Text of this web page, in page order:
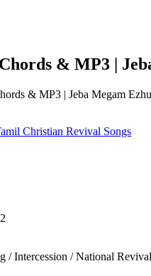
& MP3 |
& MP3 | Jeba Megam
Christian Revival Songs
/ Intercession / National Revival